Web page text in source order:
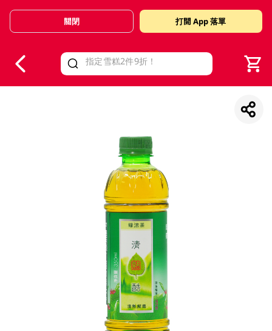
Valid Until 30 June 2026
關閉 打開 App 落單